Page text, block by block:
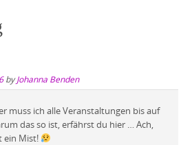
byJohanna Benden
muss ich alle Veranstaltungen bis auf
das so ist, erfährst du hier … Ach,
ein Mist!